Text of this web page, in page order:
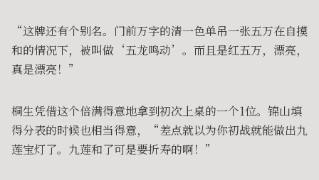
“这牌还有个别名。门前万字的清一色单吊一张五万在自摸
和的情况下，被叫做‘五龙鸣动’。而且是红五万，漂亮，
真是漂亮！”
桐生凭借这个倍满得意地拿到初次上桌的一个1位。锦山填
得分表的时候也相当得意，“差点就以为你初战就能做出九
莲宝灯了。九莲和了可是要折寿的啊！”